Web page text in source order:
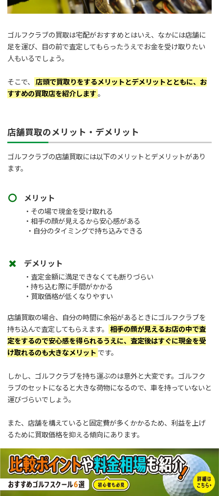
ゴルフクラブの買取は宅配がおすすめとはいえ、なかには店舗に
足を運び、目の前で査定してもらったうえでお金を受け取りたい
人もいるでしょう。
そこで、
店頭で買取りをするメリットとデメリットとともに、お
すすめの買取店を紹介します。
店舗買取のメリット・デメリット
ゴルフクラブの店舗買取には以下のメリットとデメリットがあり
ます。
メリット
・その場で現金を受け取れる
・相手の顔が見えるから安心感がある
・自分のタイミングで持ち込みできる
デメリット
・査定金額に満足できなくても断りづらい
・持ち込む際に手間がかかる
・買取価格が低くなりやすい
店舗買取の場合、自分の時間に余裕があるときにゴルフクラブを
持ち込んで査定してもらえます。
相手の顔が見えるお店の中で査
定をするので安心感を得られるうえに、査定後はすぐに現金を受
け取れるのも大きなメリット です。
しかし、ゴルフクラブを持ち運ぶのは意外と大変です。ゴルフク
ラブのセットになると大きな荷物になるので、車を持っていないと
運びづらいでしょう。
また、店舗を構えていると固定費が多くかかるため、利益を上げ
るために買取価格を抑える傾向にあります。
納得できない査定額を提示されたとしても、対面での場合は断り
にくいと感じやすいのもデメリットと言えるでしょう。